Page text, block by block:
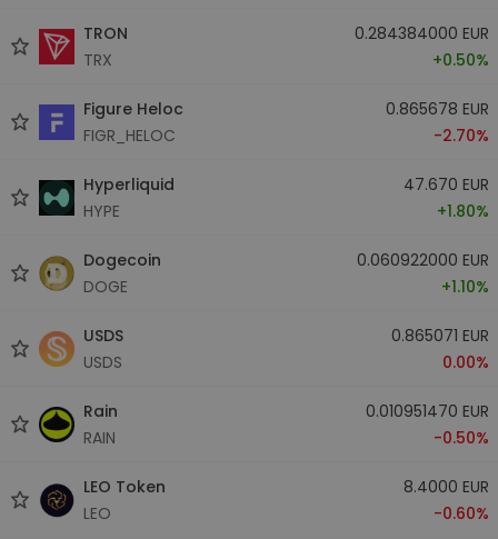
TRON
TRX
0.284384000 EUR
+0.50%
Figure Heloc
FIGR_HELOC
0.865678 EUR
-2.70%
Hyperliquid
HYPE
47.670 EUR
+1.80%
Dogecoin
DOGE
0.060922000 EUR
+1.10%
USDS
USDS
0.865071 EUR
0.00%
Rain
RAIN
0.010951470 EUR
-0.50%
LEO Token
LEO
8.4000 EUR
-0.60%